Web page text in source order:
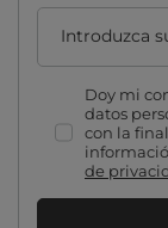
Introduzca
Doy mi
datos
con la
de